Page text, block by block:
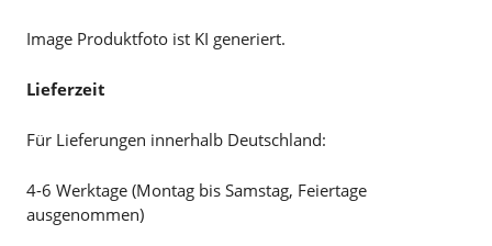
Image Produktfoto ist KI generiert.
Lieferzeit
Für Lieferungen innerhalb Deutschland:
4-6 Werktage (Montag bis Samstag, Feiertage
ausgenommen)